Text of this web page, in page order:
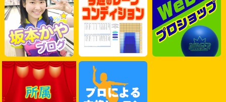
2025年06月
2025年05月
2025年04月
2025年03月
2025年02月
2025年01月
2024年12月